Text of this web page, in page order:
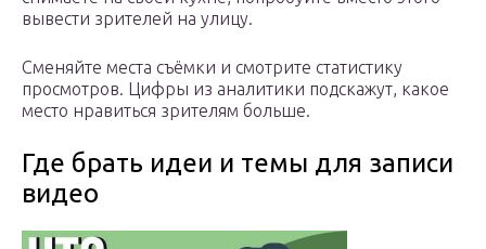
вывести зрителей на улицу.
Сменяйте места съёмки и смотрите статистику
просмотров. Цифры из аналитики подскажут, какое
место нравиться зрителям больше.
Где брать идеи и темы для записи
видео